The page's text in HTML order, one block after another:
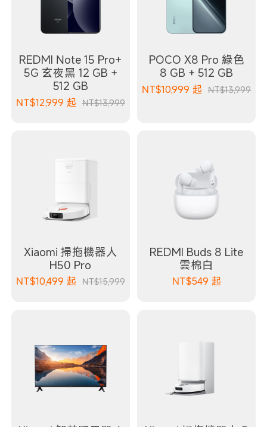
REDMI Note 15 Pro+
5G 玄夜黑 12 GB +
512 GB
NT$12,999 起 NT$13,999
POCO X8 Pro 綠色
8 GB + 512 GB
NT$10,999 起 NT$13,999
Xiaomi 掃拖機器人
H50 Pro
NT$10,499 起 NT$15,999
REDMI Buds 8 Lite
雲棉白
NT$549 起